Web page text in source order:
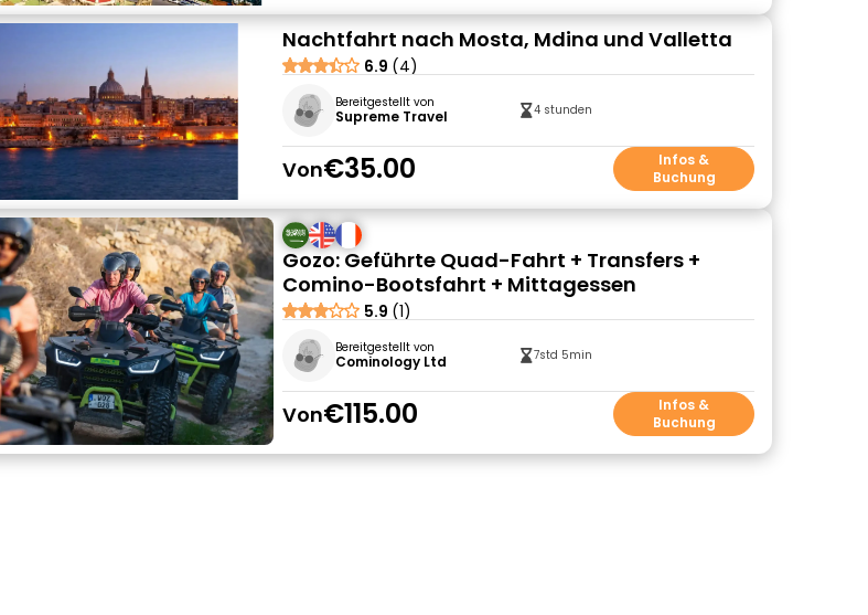
Nachtfahrt nach Mosta, Mdina und Valletta
6.9 (4)
Bereitgestellt von
Supreme Travel 4 stunden
Von€35.00
Infos &
Buchung
Gozo: Geführte Quad-Fahrt + Transfers +
Comino-Bootsfahrt + Mittagessen
5.9 (1)
Bereitgestellt von
Cominology Ltd 7std 5min
Von€115.00
Infos &
Buchung